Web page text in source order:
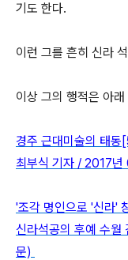
기도 한다.
이런 그를 흔히 신라
이상 그의 행적은 아
경주 근대미술의 태
최부식 기자 / 2017
'조각 명인으로 '신라'
신라석공의 후예 수월
문)